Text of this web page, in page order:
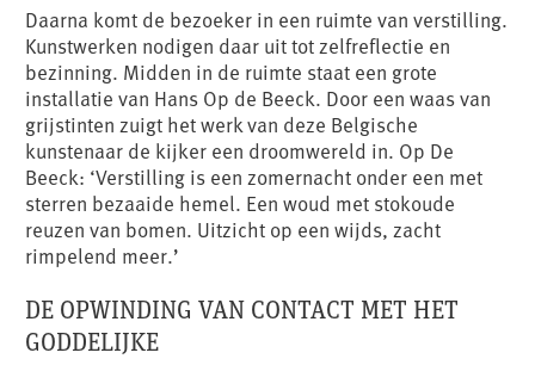
Daarna komt de bezoeker in een ruimte van verstilling.
Kunstwerken nodigen daar uit tot zelfreflectie en
bezinning. Midden in de ruimte staat een grote
installatie van Hans Op de Beeck. Door een waas van
grijstinten zuigt het werk van deze Belgische
kunstenaar de kijker een droomwereld in. Op De
Beeck: ‘Verstilling is een zomernacht onder een met
sterren bezaaide hemel. Een woud met stokoude
reuzen van bomen. Uitzicht op een wijds, zacht
rimpelend meer.’
DE OPWINDING VAN CONTACT MET HET
GODDELIJKE